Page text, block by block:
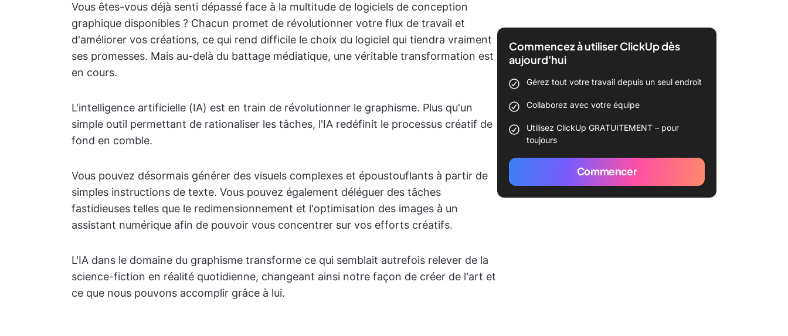
Vous êtes-vous déjà senti dépassé face à la multitude de logiciels de conception
graphique disponibles ? Chacun promet de révolutionner votre flux de travail et
d'améliorer vos créations, ce qui rend difficile le choix du logiciel qui tiendra vraiment
ses promesses. Mais au-delà du battage médiatique, une véritable transformation est
en cours.
L'intelligence artificielle (IA) est en train de révolutionner le graphisme. Plus qu'un
simple outil permettant de rationaliser les tâches, l'IA redéfinit le processus créatif de
fond en comble.
Vous pouvez désormais générer des visuels complexes et époustouflants à partir de
simples instructions de texte. Vous pouvez également déléguer des tâches
fastidieuses telles que le redimensionnement et l'optimisation des images à un
assistant numérique afin de pouvoir vous concentrer sur vos efforts créatifs.
L'IA dans le domaine du graphisme transforme ce qui semblait autrefois relever de la
science-fiction en réalité quotidienne, changeant ainsi notre façon de créer de l'art et
ce que nous pouvons accomplir grâce à lui.
Commencez à utiliser ClickUp dès
aujourd'hui
Gérez tout votre travail depuis un seul endroit
Collaborez avec votre équipe
Utilisez ClickUp GRATUITEMENT – pour
toujours
Commencer